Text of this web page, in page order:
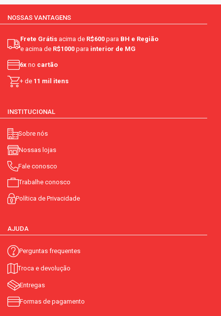
NOSSAS VANTAGENS
Frete Grátis acima de R$600 para BH e Região
e acima de R$1000 para interior de MG
6x no cartão
+ de 11 mil itens
INSTITUCIONAL
Sobre nós
Nossas lojas
Fale conosco
Trabalhe conosco
Política de Privacidade
AJUDA
Perguntas frequentes
Troca e devolução
Entregas
Formas de pagamento